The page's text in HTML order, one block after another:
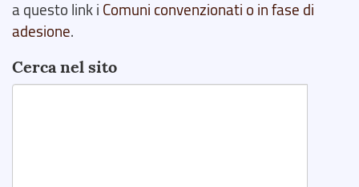
a questo link i Comuni convenzionati o in fase di
adesione.
Cerca nel sito